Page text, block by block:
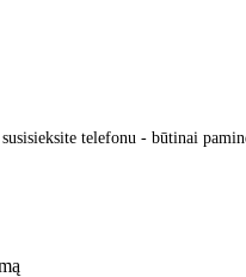
telefonu - būtinai